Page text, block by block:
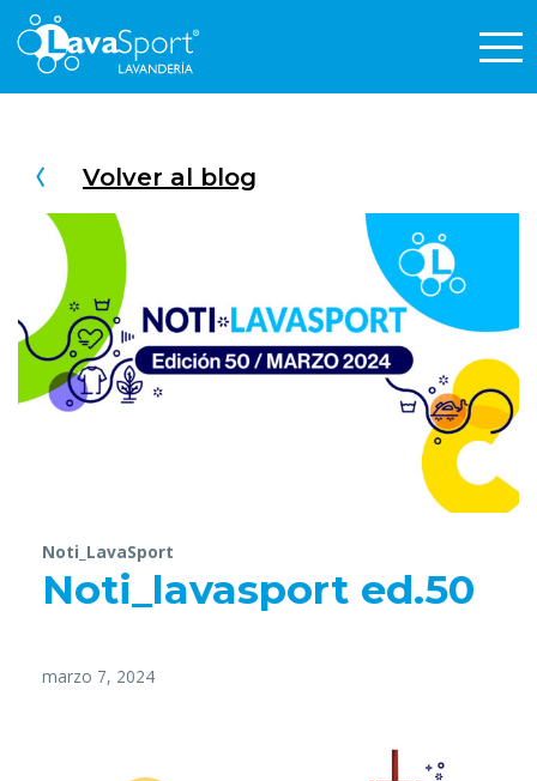
Volver al blog
Noti_LavaSport
Noti_lavasport ed.50
marzo 7, 2024